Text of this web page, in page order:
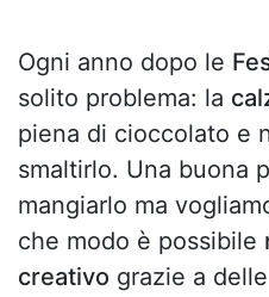
Ogni anno dopo le
solito problema: la
piena di cioccolato e
smaltirlo. Una buona
mangiarlo ma
che modo è possibile
creativo grazie a delle